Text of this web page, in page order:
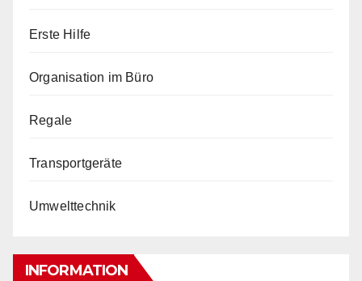
Erste Hilfe
Organisation im Büro
Regale
Transportgeräte
Umwelttechnik
INFORMATION